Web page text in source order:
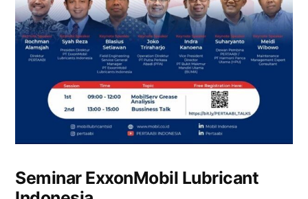
Seminar ExxonMobil Lubricant